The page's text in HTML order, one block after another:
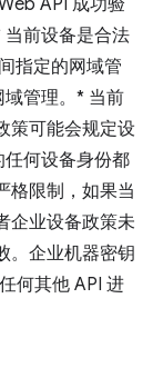
API 成功验
前设备是合法
指定的网域管
管理。* 当前
策可能会规定设
何设备身份都
格限制，如果当
企业设备政策未
。企业机器密钥
何其他 API 进